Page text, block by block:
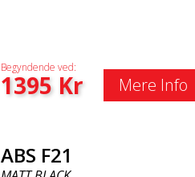
Begyndende ved:
1395Kr Mere Info
ABS F21